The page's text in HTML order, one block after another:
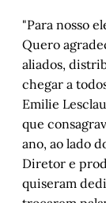
"Para nosso
Quero
aliados,
chegar a
Emilie
que
ano, ao lado
Diretor e
quiseram